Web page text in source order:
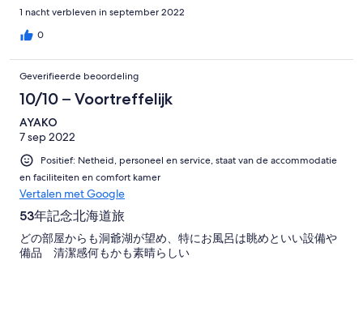
1 nacht verbleven in september 2022
0
Geverifieerde beoordeling
10/10 – Voortreffelijk
AYAKO
7 sep 2022
Positief: Netheid, personeel en service, staat van de accommodatie
en faciliteiten en comfort kamer
Vertalen met Google
53年記念北海道旅
どの部屋からも洞爺湖が望め、特にお風呂は眺めといい設備や
備品 清潔感何もかも素晴らしい